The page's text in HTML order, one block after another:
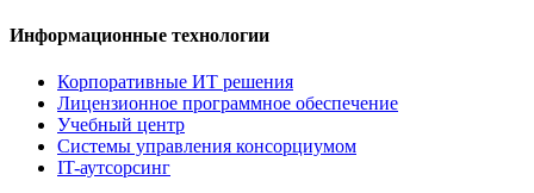
Информационные технологии
Корпоративные ИТ решения
Лицензионное программное обеспечение
Учебный центр
Системы управления консорциумом
IT-аутсорсинг